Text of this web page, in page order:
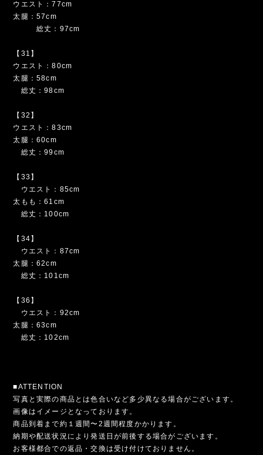
ウエスト：77cm
太腿：57cm
総丈：97cm
【31】
ウエスト：80cm
太腿：58cm
総丈：98cm
【32】
ウエスト：83cm
太腿：60cm
総丈：99cm
【33】
ウエスト：85cm
太もも：61cm
総丈：100cm
【34】
ウエスト：87cm
太腿：62cm
総丈：101cm
【36】
ウエスト：92cm
太腿：63cm
総丈：102cm
■ATTENTION
写真と実際の商品とは色合いなど多少異なる場合がございます。
画像はイメージとなっております。
商品到着まで約１週間〜2週間程度かかります。
納期や配送状況により発送日が前後する場合がございます。
お客様都合での返品・交換は受け付けておりません。